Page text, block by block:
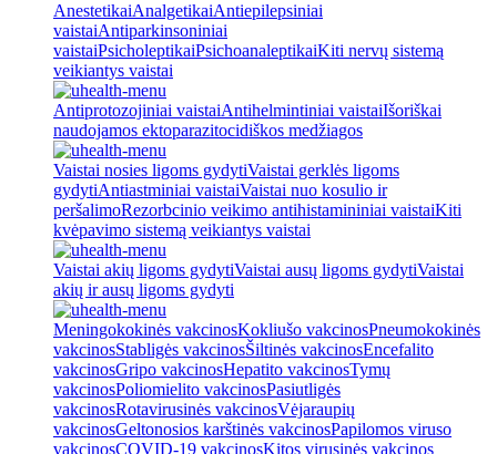
AnestetikaiAnalgetikaiAntiepilepsiniai
vaistaiAntiparkinsoniniai
vaistaiPsicholeptikaiPsichoanaleptikaiKiti nervų sistemą
veikiantys vaistai
Antiprotozojiniai vaistaiAntihelmintiniai vaistaiIšoriškai
naudojamos ektoparazitocidiškos medžiagos
Vaistai nosies ligoms gydytiVaistai gerklės ligoms
gydytiAntiastminiai vaistaiVaistai nuo kosulio ir
peršalimoRezorbcinio veikimo antihistamininiai vaistaiKiti
kvėpavimo sistemą veikiantys vaistai
Vaistai akių ligoms gydytiVaistai ausų ligoms gydytiVaistai
akių ir ausų ligoms gydyti
Meningokokinės vakcinosKokliušo vakcinosPneumokokinės
vakcinosStabligės vakcinosŠiltinės vakcinosEncefalito
vakcinosGripo vakcinosHepatito vakcinosTymų
vakcinosPoliomielito vakcinosPasiutligės
vakcinosRotavirusinės vakcinosVėjaraupių
vakcinosGeltonosios karštinės vakcinosPapilomos viruso
vakcinosCOVID-19 vakcinosKitos virusinės vakcinos